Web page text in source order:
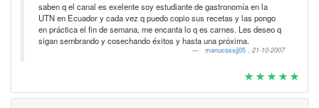
saben q el canal es exelente soy estudiante de gastronomía en la
UTN en Ecuador y cada vez q puedo copio sus recetas y las pongo
en práctica el fin de semana, me encanta lo q es carnes. Les deseo q
sigan sembrando y cosechando éxitos y hasta una próxima.
manucossjj05 , 21-10-2007